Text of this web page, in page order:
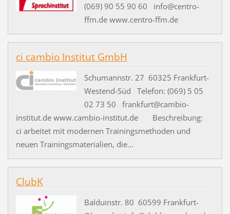
(069) 90 55 90 60 info@centro-
ffm.de www.centro-ffm.de
ci cambio Institut GmbH
Schumannstr. 27 60325 Frankfurt-
Westend-Süd Telefon: (069) 5 05
02 73 50 frankfurt@cambio-
institut.de www.cambio-institut.de Beschreibung:
ci arbeitet mit modernen Trainingsmethoden und
neuen Trainingsmaterialien, die...
ClubK
Balduinstr. 80 60599 Frankfurt-